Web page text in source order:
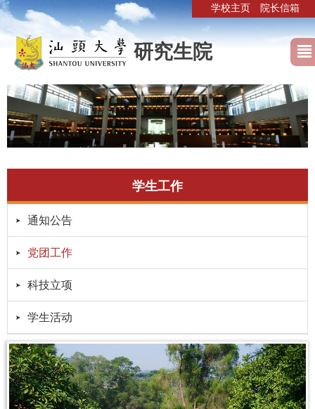
学校主页 院长信箱
研究生院
学生工作
通知公告
党团工作
科技立项
学生活动